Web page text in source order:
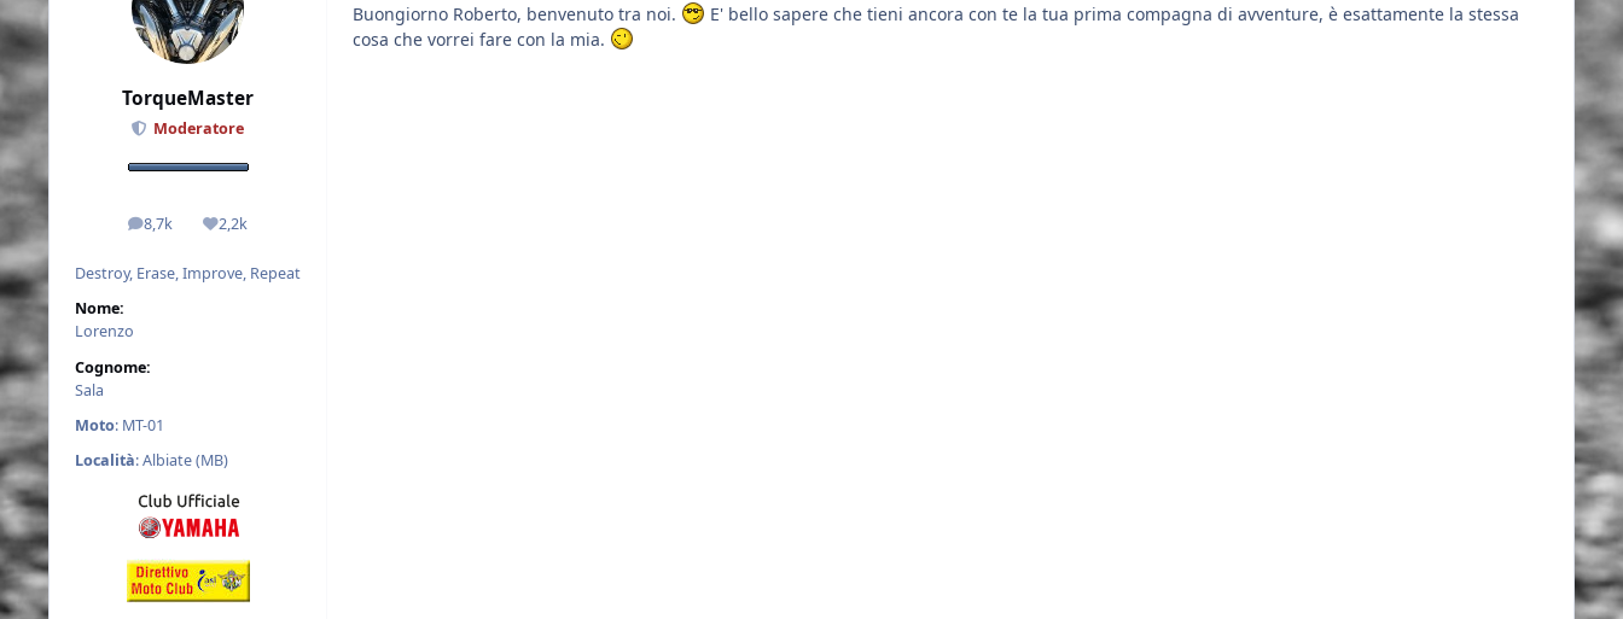
TorqueMaster
Moderatore
8,7k
messaggi2,2k
Reputazione
Destroy, Erase, Improve, Repeat
Nome:
Lorenzo
Cognome:
Sala
Moto: MT-01
Località: Albiate (MB)
Buongiorno Roberto, benvenuto tra noi.
E' bello sapere che tieni ancora con te la tua prima compagna di avventure, è esattamente la stessa
cosa che vorrei fare con la mia.